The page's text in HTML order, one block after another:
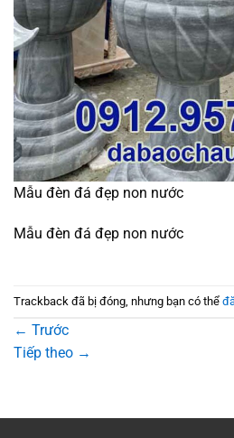
Mẫu đèn đá đẹp non nước
Mẫu đèn đá đẹp non nước
Trackback đã bị đóng, nhưng bạn có thể
← Trước
Tiếp theo →